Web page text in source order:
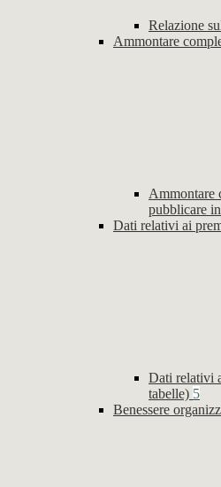
Relazione
Ammontare
Ammontare
pubblicare
Dati relativi ai
Dati relativi
tabelle) 5
Benessere